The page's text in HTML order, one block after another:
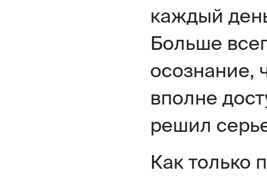
каждый
Больше
осознание,
вполне
решил
Как только